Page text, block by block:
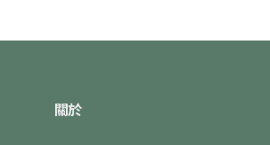
關於